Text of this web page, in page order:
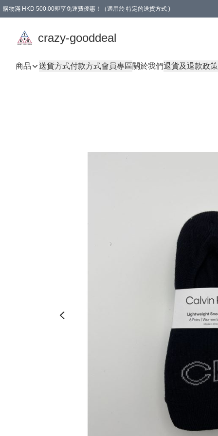
購物滿 HKD 500.00即享免運費優惠！（適用於 特定的送貨方式 )
crazy-gooddeal
商品 送貨方式付款方式會員專區關於我們退貨及退款政策